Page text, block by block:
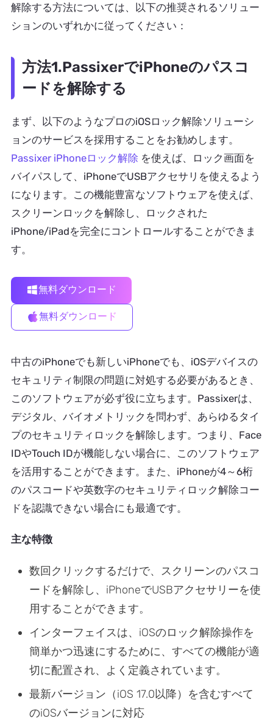
解除する方法については、以下の推奨されるソリュー
ションのいずれかに従ってください：
方法1.PassixerでiPhoneのパスコ
ードを解除する
まず、以下のようなプロのiOSロック解除ソリューシ
ョンのサービスを採用することをお勧めします。
Passixer iPhoneロック解除 を使えば、ロック画面を
バイパスして、iPhoneでUSBアクセサリを使えるよう
になります。この機能豊富なソフトウェアを使えば、
スクリーンロックを解除し、ロックされた
iPhone/iPadを完全にコントロールすることができま
す。
無料ダウンロード
無料ダウンロード
中古のiPhoneでも新しいiPhoneでも、iOSデバイスの
セキュリティ制限の問題に対処する必要があるとき、
このソフトウェアが必ず役に立ちます。Passixerは、
デジタル、バイオメトリックを問わず、あらゆるタイ
プのセキュリティロックを解除します。つまり、Face
IDやTouch IDが機能しない場合に、このソフトウェア
を活用することができます。また、iPhoneが4～6桁
のパスコードや英数字のセキュリティロック解除コー
ドを認識できない場合にも最適です。
主な特徴
数回クリックするだけで、スクリーンのパスコ
ードを解除し、iPhoneでUSBアクセサリーを使
用することができます。
インターフェイスは、iOSのロック解除操作を
簡単かつ迅速にするために、すべての機能が適
切に配置され、よく定義されています。
最新バージョン（iOS 17.0以降）を含むすべて
のiOSバージョンに対応